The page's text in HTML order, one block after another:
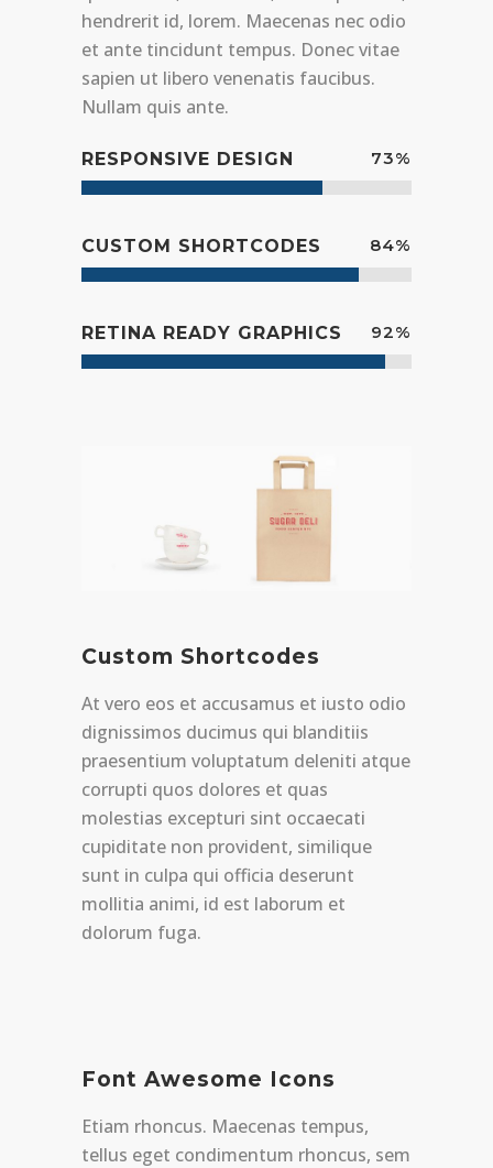
hendrerit id, lorem. Maecenas nec odio
et ante tincidunt tempus. Donec vitae
sapien ut libero venenatis faucibus.
Nullam quis ante.
RESPONSIVE DESIGN 73%
CUSTOM SHORTCODES 84%
RETINA READY GRAPHICS 92%
Custom Shortcodes
At vero eos et accusamus et iusto odio
dignissimos ducimus qui blanditiis
praesentium voluptatum deleniti atque
corrupti quos dolores et quas
molestias excepturi sint occaecati
cupiditate non provident, similique
sunt in culpa qui officia deserunt
mollitia animi, id est laborum et
dolorum fuga.
Font Awesome Icons
Etiam rhoncus. Maecenas tempus,
tellus eget condimentum rhoncus, sem